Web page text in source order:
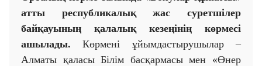
атты республикалық жас суретшілер
байқауының қалалық кезеңінің көрмесі
ашылады. Көрмені ұйымдастырушылар –
Алматы қаласы Білім басқармасы мен «Өнер